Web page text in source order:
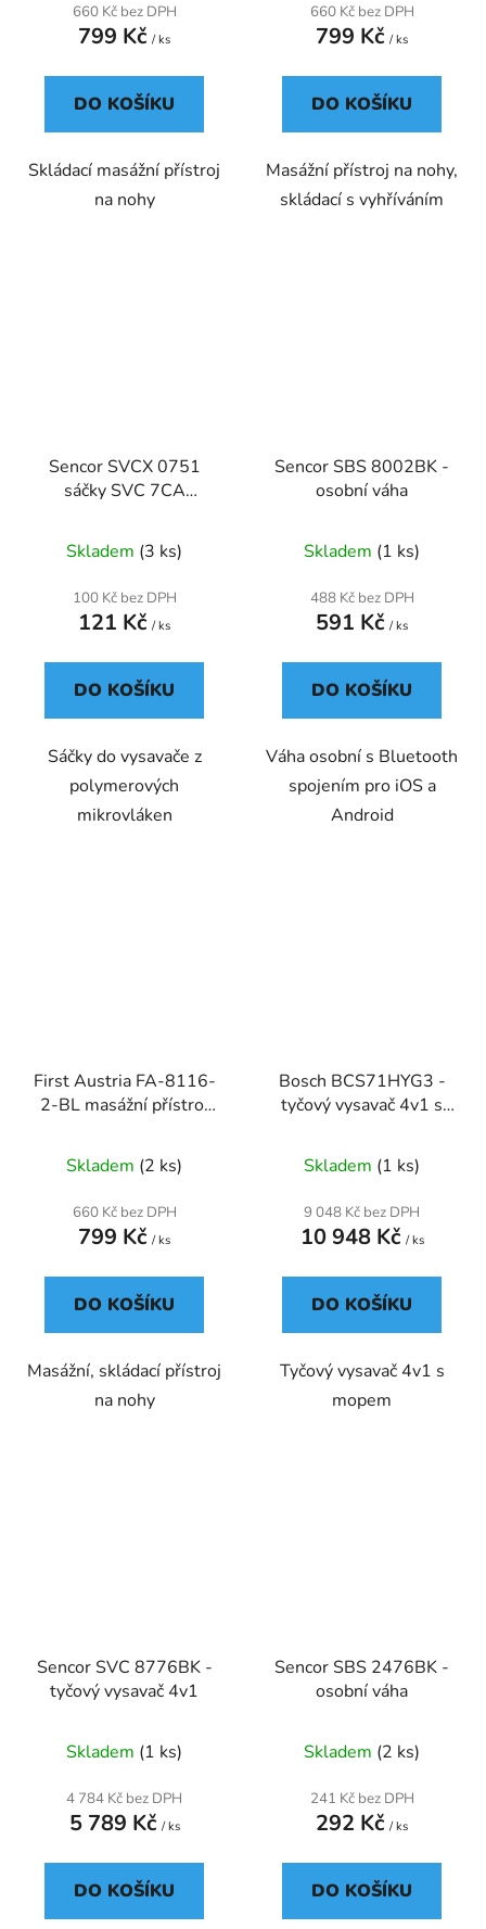
660 Kč bez DPH
799 Kč / ks
DO KOŠÍKU
Skládací masážní přístroj
na nohy
660 Kč bez DPH
799 Kč / ks
DO KOŠÍKU
Masážní přístroj na nohy,
skládací s vyhříváním
Sencor SVCX 0751
sáčky SVC 7CA
Skladem (3 ks)
100 Kč bez DPH
121 Kč / ks
DO KOŠÍKU
Sáčky do vysavače z
polymerových
mikrovláken
Sencor SBS 8002BK -
osobní váha
Skladem (1 ks)
488 Kč bez DPH
591 Kč / ks
DO KOŠÍKU
Váha osobní s Bluetooth
spojením pro iOS a
Android
First Austria FA-8116-
2-BL masážní přístroj
skládací, tyrkys
Skladem (2 ks)
660 Kč bez DPH
799 Kč / ks
DO KOŠÍKU
Masážní, skládací přístroj
na nohy
Bosch BCS71HYG3 -
tyčový vysavač 4v1 s
Skladem (1 ks)
9 048 Kč bez DPH
10 948 Kč / ks
DO KOŠÍKU
Tyčový vysavač 4v1 s
mopem
Sencor SVC 8776BK -
tyčový vysavač 4v1
Skladem (1 ks)
4 784 Kč bez DPH
5 789 Kč / ks
DO KOŠÍKU
Sencor SBS 2476BK -
osobní váha
Skladem (2 ks)
241 Kč bez DPH
292 Kč / ks
DO KOŠÍKU